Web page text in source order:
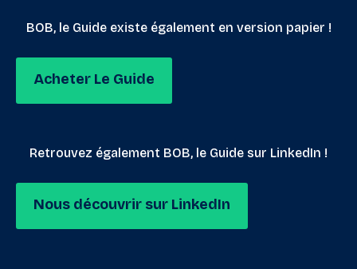
BOB, le Guide existe également en version papier !
Acheter Le Guide
Retrouvez également BOB, le Guide sur LinkedIn !
Nous découvrir sur LinkedIn